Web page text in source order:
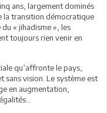
ans, largement dominés
la transition démocratique
« jihadisme », les
toujours rien venir en
qu’affronte le pays,
sans vision. Le système est
en augmentation,